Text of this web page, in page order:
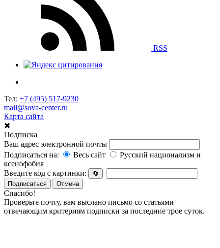
RSS
Тел: +7 (495) 517-9230
mail@sova-center.ru
Карта сайта
✖
Подписка
Ваш адрес электронной почты
Подписаться на:
Весь сайт
Русский национализм и
ксенофобия
Введите код с картинки:
🔄
Подписаться
Отмена
Спасибо!
Проверьте почту, вам выслано письмо со статьями
отвечающим критериям подписки за последние трое суток.